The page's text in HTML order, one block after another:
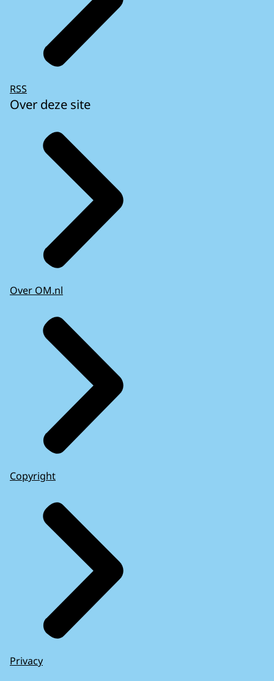
RSS
Over deze site
Over OM.nl
Copyright
Privacy